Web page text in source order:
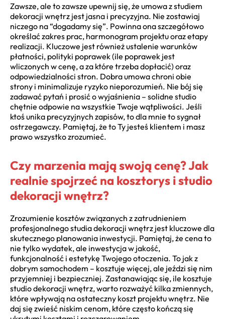
Zawsze, ale to zawsze upewnij się, że umowa z studiem
dekoracji wnętrz jest jasna i precyzyjna. Nie zostawiaj
niczego na “dogadamy się”. Powinna ona szczegółowo
określać zakres prac, harmonogram projektu oraz etapy
realizacji. Kluczowe jest również ustalenie warunków
płatności, polityki poprawek (ile poprawek jest
wliczonych w cenę, a za które trzeba dopłacić) oraz
odpowiedzialności stron. Dobra umowa chroni obie
strony i minimalizuje ryzyko nieporozumień. Nie bój się
zadawać pytań i prosić o wyjaśnienia – solidne studio
chętnie odpowie na wszystkie Twoje wątpliwości. Jeśli
ktoś unika precyzyjnych zapisów, to dla mnie to sygnał
ostrzegawczy. Pamiętaj, że to Ty jesteś klientem i masz
prawo wszystko zrozumieć.
Czy marzenia mają swoją cenę? Jak
realnie spojrzeć na kosztorys i studio
dekoracji wnętrz?
Zrozumienie kosztów związanych z zatrudnieniem
profesjonalnego studia dekoracji wnętrz jest kluczowe dla
skutecznego planowania inwestycji. Pamiętaj, że cena to
nie tylko wydatek, ale inwestycja w jakość,
funkcjonalność i estetykę Twojego otoczenia. To jak z
dobrym samochodem – kosztuje więcej, ale jeździ się nim
przyjemniej i bezpieczniej. Zastanawiając się, ile kosztuje
studio dekoracji wnętrz, warto rozważyć kilka zmiennych,
które wpływają na ostateczny koszt projektu wnętrz. Nie
daj się zwieść niskim cenom, które często kończą się